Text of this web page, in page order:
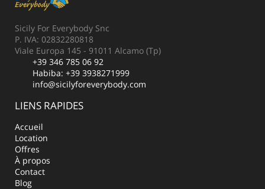
Sicily For Everybody Snc
P. IVA: 02832280818
Viale Europa 145 - 91011 Alcamo (Tp)
+39 346 785 06 92
Habiba: +39 3938271999
info@sicilyforeverybody.com
LIENS RAPIDES
Accueil
Location
Offres
À propos
Contact
Blog